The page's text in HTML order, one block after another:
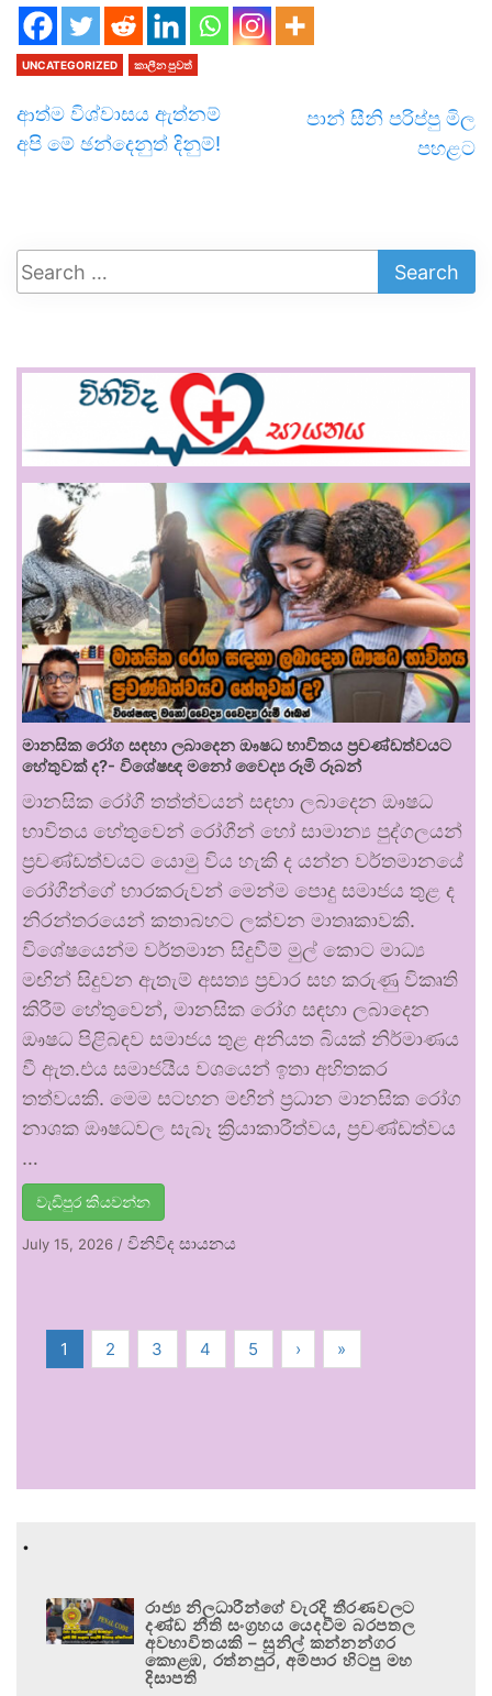
UNCATEGORIZED කාලීන පුවත්
ආත්ම විශ්වාසය ඇත්නම්
අපි මේ ඡන්දෙනුත් දිනුම්!
පාන් සීනි පරිප්පු මිල
පහළට
මානසික රෝග සඳහා ලබාදෙන ඖෂධ භාවිතය ප්‍රචණ්ඩත්වයට
හේතුවක් ද?- විශේෂඥ මනෝ වෛද්‍ය රූමි රූබන්
මානසික රෝගී තත්ත්වයන් සඳහා ලබාදෙන ඖෂධ
භාවිතය හේතුවෙන් රෝගීන් හෝ සාමාන්‍ය පුද්ගලයන්
ප්‍රචණ්ඩත්වයට යොමු විය හැකි ද යන්න වර්තමානයේ
රෝගීන්ගේ භාරකරුවන් මෙන්ම පොදු සමාජය තුළ ද
නිරන්තරයෙන් කතාබහට ලක්වන මාතෘකාවකි.
විශේෂයෙන්ම වර්තමාන සිදුවීම් මුල් කොට මාධ්‍ය
මඟින් සිදුවන ඇතැම් අසත්‍ය ප්‍රචාර සහ කරුණු විකෘති
කිරීම් හේතුවෙන්, මානසික රෝග සඳහා ලබාදෙන
ඖෂධ පිළිබඳව සමාජය තුළ අනියත බියක් නිර්මාණය
වී ඇත.එය සමාජයීය වශයෙන් ඉතා අහිතකර
තත්වයකි. මෙම සටහන මඟින් ප්‍රධාන මානසික රෝග
නාශක ඖෂධවල සැබෑ ක්‍රියාකාරීත්වය, ප්‍රචණ්ඩත්වය
…
වැඩිපුර කියවන්න
July 15, 2026 / විනිවිද සායනය
1 2 3 4 5 › »
.
රාජ්‍ය නිලධාරීන්ගේ වැරදි තීරණවලට
දණ්ඩ නීති සංග්‍රහය යෙදවීම බරපතල
අවභාවිතයකි – සුනිල් කන්නන්ගර
කොළඹ, රත්නපුර, අම්පාර හිටපු මහ
දිසාපති